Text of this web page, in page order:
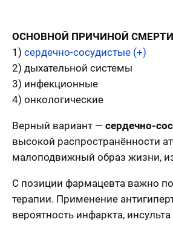
ОСНОВНОЙ ПРИЧИНОЙ
1) сердечно-сосудистые (+)
2) дыхательной системы
3) инфекционные
4) онкологические
Верный вариант — сердечно-
высокой распространённости
малоподвижный образ жизни,
С позиции фармацевта важно
терапии. Применение
вероятность инфаркта,